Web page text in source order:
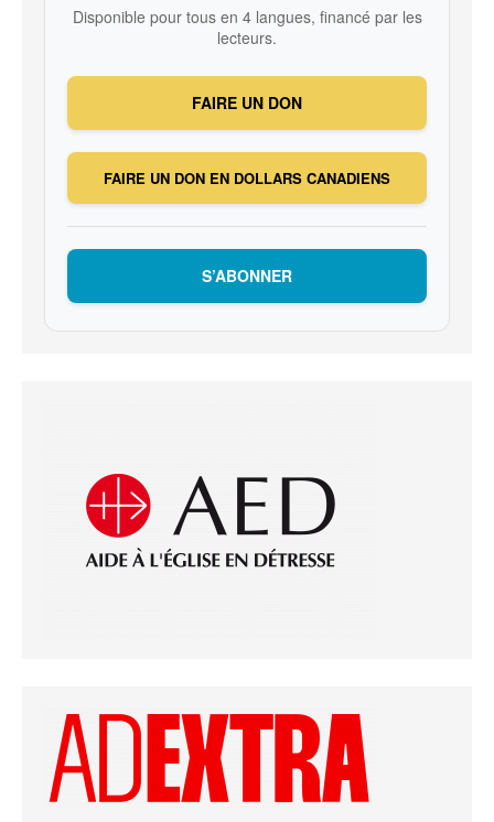
Disponible pour tous en 4 langues, financé par les
lecteurs.
FAIRE UN DON
FAIRE UN DON EN DOLLARS CANADIENS
S’ABONNER